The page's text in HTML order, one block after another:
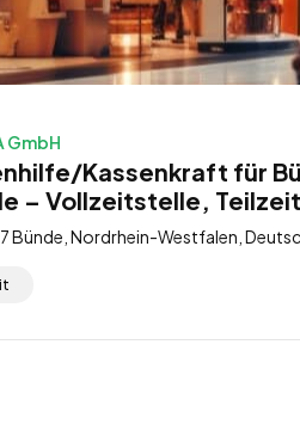
GmbH
Kassenkraft für
– Vollzeitstelle,
Bünde, Nordrhein-Westfalen,